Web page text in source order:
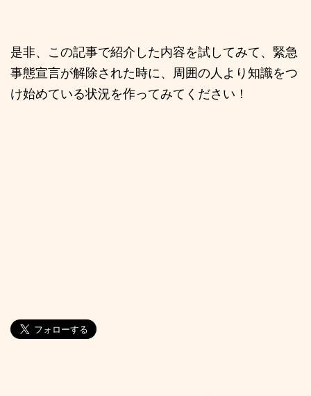
是非、この記事で紹介した内容を試してみて、緊急
事態宣言が解除された時に、周囲の人より知識をつ
け始めている状況を作ってみてください！